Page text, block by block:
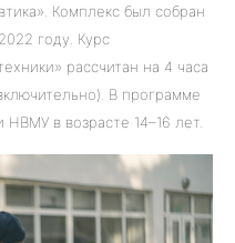
. Комплекс был собран
году. Курс
рассчитан на 4 часа
В программе
в возрасте 14–16 лет.